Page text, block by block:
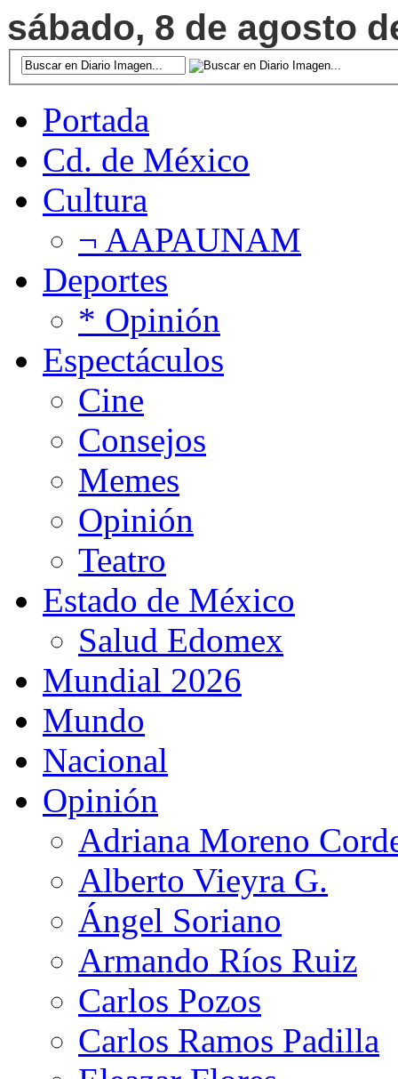
sábado, 8 de agosto
Portada
Cd. de México
Cultura
¬ AAPAUNAM
Deportes
* Opinión
Espectáculos
Cine
Consejos
Memes
Opinión
Teatro
Estado de México
Salud Edomex
Mundial 2026
Mundo
Nacional
Opinión
Adriana Moreno
Alberto Vieyra G.
Ángel Soriano
Armando Ríos Ruiz
Carlos Pozos
Carlos Ramos Padilla